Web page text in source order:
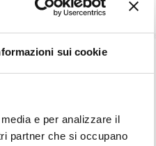
sui cookie
e per analizzare il
partner che si occupano